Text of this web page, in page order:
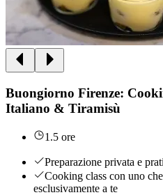
Buongiorno Firenze:
Italiano & Tiramisù
1.5 ore
Preparazione privata e
Cooking class con uno
esclusivamente a te